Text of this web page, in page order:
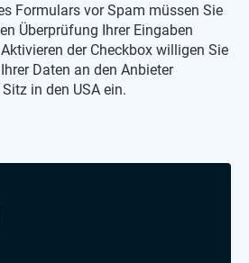
Formulars vor Spam müssen Sie
Überprüfung Ihrer Eingaben
der Checkbox willigen Sie
Daten an den Anbieter
in den USA ein.